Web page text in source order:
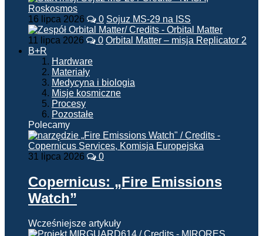
16 lipca 2026 0 Sojuz MS-29 na ISS
11 lipca 2026 0 Orbital Matter – misja Replicator 2
B+R
Hardware
Materiały
Medycyna i biologia
Misje kosmiczne
Procesy
Pozostałe
Polecamy
31 lipca 2026 0
Copernicus: „Fire Emissions
Watch”
Wcześniejsze artykuły